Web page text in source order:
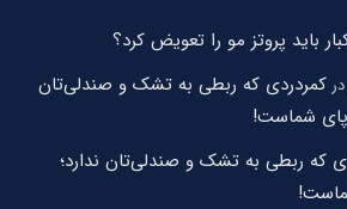
باید پروتز مو را تعویض کرد؟
در کمردردی که ربطی به تشک و صندلی‌تان
پای شماست!
که ربطی به تشک و صندلی‌تان ندارد؛